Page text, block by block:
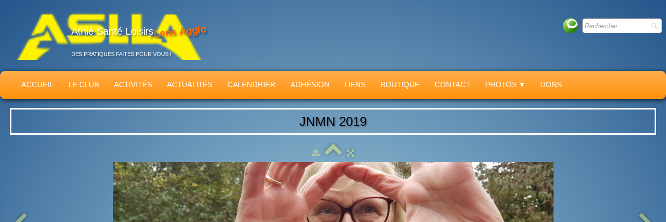
Athlé Santé LoisirsLens Agglo
DES PRATIQUES FAITES POUR VOUS !
ACCUEIL LE CLUB ACTIVITÉS ACTUALITÉS CALENDRIER ADHÉSION LIENS BOUTIQUE CONTACT PHOTOS ▼ DONS
JNMN 2019